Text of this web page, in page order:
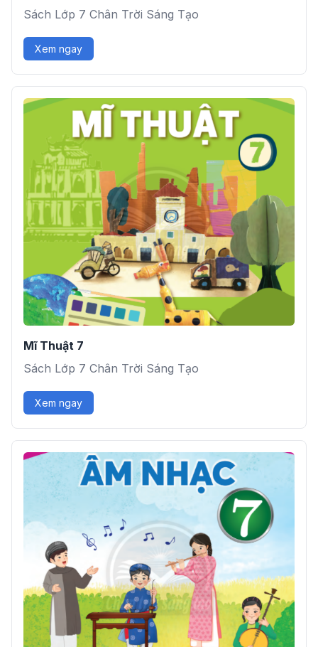
Sách Lớp 7 Chân Trời Sáng Tạo
Xem ngay
Mĩ Thuật 7
Sách Lớp 7 Chân Trời Sáng Tạo
Xem ngay